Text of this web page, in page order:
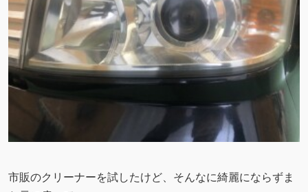
市販のクリーナーを試したけど、そんなに綺麗にならずま